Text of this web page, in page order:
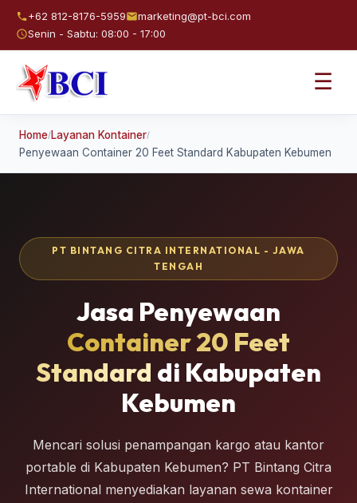
+62 812-8176-5959
marketing@pt-bci.com
Senin - Sabtu: 08:00 - 17:00
☰
Home/Layanan Kontainer/
Penyewaan Container 20 Feet Standard Kabupaten Kebumen
PT BINTANG CITRA INTERNATIONAL - JAWA
TENGAH
Jasa Penyewaan
Container 20 Feet
Standard di Kabupaten
Kebumen
Mencari solusi penampangan kargo atau kantor
portable di Kabupaten Kebumen? PT Bintang Citra
International menyediakan layanan sewa kontainer